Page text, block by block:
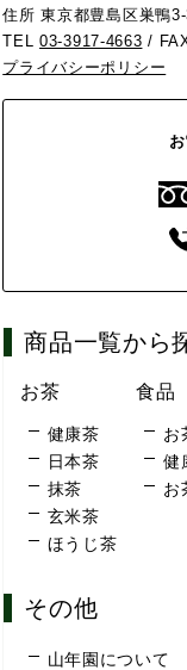
住所 東京都豊島区巣鴨
TEL03-3917-4663 /
プライバシーポリシー
商品一覧から
お茶
健康茶
日本茶
抹茶
玄米茶
ほうじ茶
食品
お
健
お
その他
山年園について